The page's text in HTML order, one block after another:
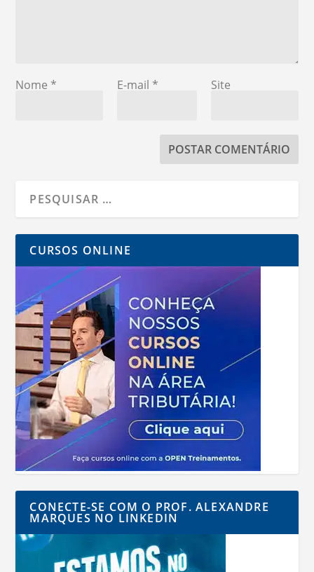
Nome * E-mail * Site
CURSOS ONLINE
CONECTE-SE COM O PROF. ALEXANDRE
MARQUES NO LINKEDIN